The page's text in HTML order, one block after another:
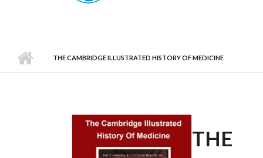
THE CAMBRIDGE ILLUSTRATED HISTORY OF MEDICINE
THE